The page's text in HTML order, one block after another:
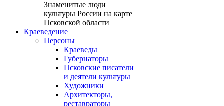
Знаменитые люди
культуры России на карте
Псковской области
Краеведение
Персоны
Краеведы
Губернаторы
Псковские писатели
и деятели культуры
Художники
Архитекторы,
реставраторы